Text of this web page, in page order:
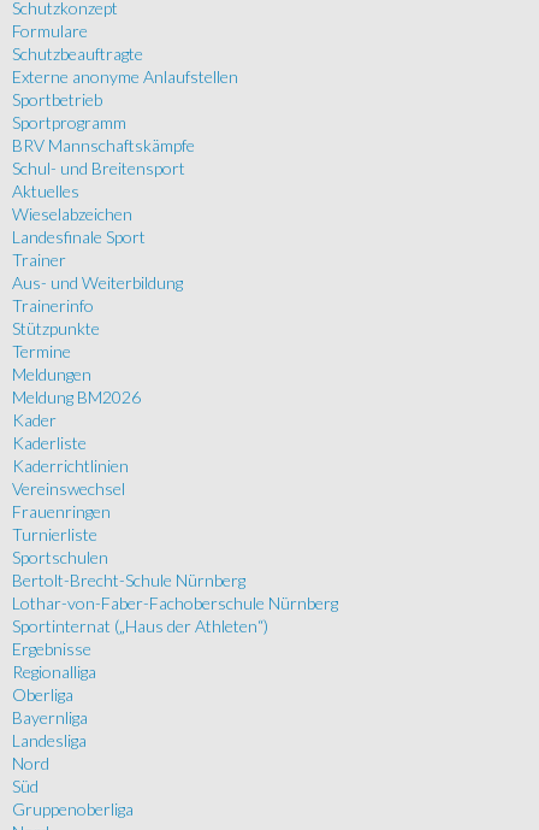
Schutzkonzept
Formulare
Schutzbeauftragte
Externe anonyme Anlaufstellen
Sportbetrieb
Sportprogramm
BRV Mannschaftskämpfe
Schul- und Breitensport
Aktuelles
Wieselabzeichen
Landesfinale Sport
Trainer
Aus- und Weiterbildung
Trainerinfo
Stützpunkte
Termine
Meldungen
Meldung BM2026
Kader
Kaderliste
Kaderrichtlinien
Vereinswechsel
Frauenringen
Turnierliste
Sportschulen
Bertolt-Brecht-Schule Nürnberg
Lothar-von-Faber-Fachoberschule Nürnberg
Sportinternat („Haus der Athleten“)
Ergebnisse
Regionalliga
Oberliga
Bayernliga
Landesliga
Nord
Süd
Gruppenoberliga